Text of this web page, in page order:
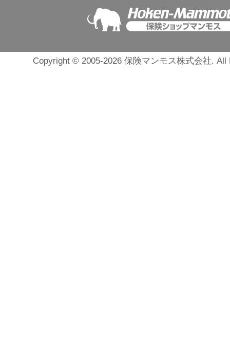
Copyright © 2005-2026 保険マンモス株式会社. All